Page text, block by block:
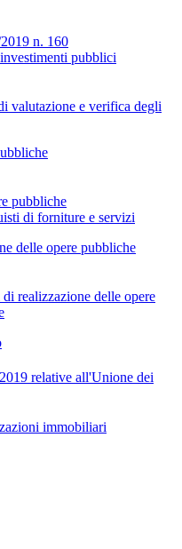
n. 160
pubblici
valutazione e verifica degli
pubbliche
di forniture e servizi
delle opere pubbliche
realizzazione delle opere
relative all'Unione dei
immobiliari